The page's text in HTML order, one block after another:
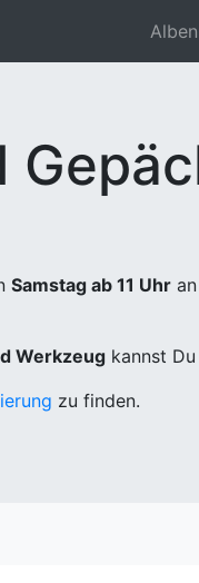
Alben
Samstag ab 11 Uhr
Werkzeug kannst
zu finden.